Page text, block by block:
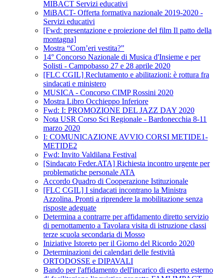
MIBACT Servizi educativi
MiBACT- Offerta formativa nazionale 2019-2020 -
Servizi educativi
[Fwd: presentazione e proiezione del film Il patto della
montagna]
Mostra “Com’eri vestita?”
14° Concorso Nazionale di Musica d'Insieme e per
Solisti - Campobasso 27 e 28 aprile 2020
[FLC CGIL] Reclutamento e abilitazioni: è rottura fra
sindacati e ministero
MUSICA - Concorso CIMP Rossini 2020
Mostra Libro Occhieppo Inferiore
Fwd: I: PROMOZIONE DEL JAZZ DAY 2020
Nota USR Corso Sci Regionale - Bardonecchia 8-11
marzo 2020
I: COMUNICAZIONE AVVIO CORSI METIDE1-
METIDE2
Fwd: Invito Valdilana Festival
[Sindacato Feder.ATA] Richiesta incontro urgente per
problematiche personale ATA
Accordo Quadro di Cooperazione Istituzionale
[FLC CGIL] I sindacati incontrano la Ministra
Azzolina. Pronti a riprendere la mobilitazione senza
risposte adeguate
Determina a contrarre per affidamento diretto servizio
di pernottamento a Tavolara visita di istruzione classi
terze scuola secondaria di Mosso
Iniziative Istoreto per il Giorno del Ricordo 2020
Determinazioni dei calendari delle festività
ORTODOSSE e DIPAVALI
Bando per l'affidamento dell'incarico di esperto esterno